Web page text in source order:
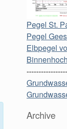
Pegel St.
Pegel
Elbpegel
Archive